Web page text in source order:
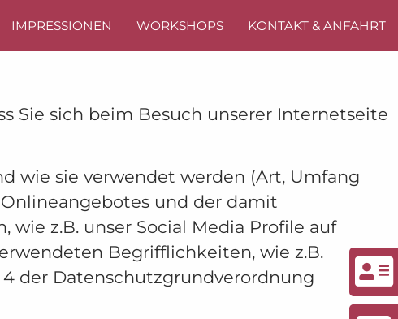
IMPRESSIONEN WORKSHOPS KONTAKT & ANFAHRT
Sie sich beim Besuch unserer Internetseite
wie sie verwendet werden (Art, Umfang
und der damit
z.B. unser Social Media Profile auf
Begrifflichkeiten, wie z.B.
der Datenschutzgrundverordnung